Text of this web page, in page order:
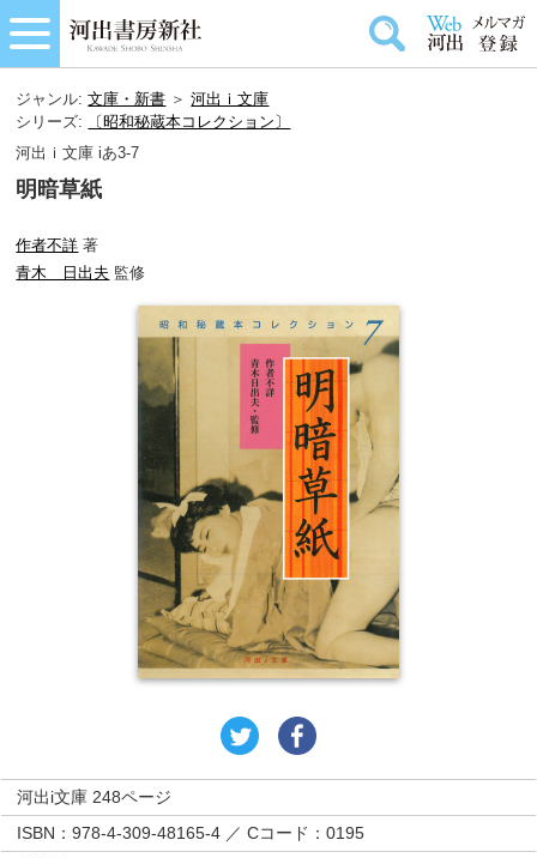
ジャンル:文庫・新書 ＞河出ｉ文庫
シリーズ:
〔昭和秘蔵本コレクション〕
河出ｉ文庫 iあ3-7
明暗草紙
作者不詳 著
青木 日出夫 監修
河出i文庫 248ページ
ISBN：978-4-309-48165-4 ／ Cコード：0195